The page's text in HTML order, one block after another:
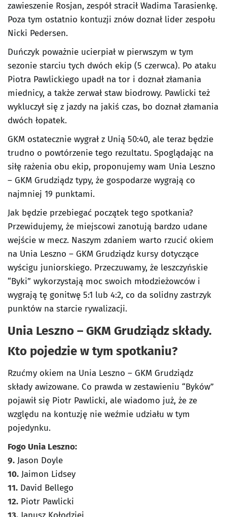
zawieszenie Rosjan, zespół stracił Wadima Tarasienkę.
Poza tym ostatnio kontuzji znów doznał lider zespołu
Nicki Pedersen.
Duńczyk poważnie ucierpiał w pierwszym w tym
sezonie starciu tych dwóch ekip (5 czerwca). Po ataku
Piotra Pawlickiego upadł na tor i doznał złamania
miednicy, a także zerwał staw biodrowy. Pawlicki też
wykluczył się z jazdy na jakiś czas, bo doznał złamania
dwóch łopatek.
GKM ostatecznie wygrał z Unią 50:40, ale teraz będzie
trudno o powtórzenie tego rezultatu. Spoglądając na
siłę rażenia obu ekip, proponujemy wam Unia Leszno
– GKM Grudziądz typy, że gospodarze wygrają co
najmniej 19 punktami.
Jak będzie przebiegać początek tego spotkania?
Przewidujemy, że miejscowi zanotują bardzo udane
wejście w mecz. Naszym zdaniem warto rzucić okiem
na Unia Leszno – GKM Grudziądz kursy dotyczące
wyścigu juniorskiego. Przeczuwamy, że leszczyńskie
“Byki” wykorzystają moc swoich młodzieżowców i
wygrają tę gonitwę 5:1 lub 4:2, co da solidny zastrzyk
punktów na starcie rywalizacji.
Unia Leszno – GKM Grudziądz składy.
Kto pojedzie w tym spotkaniu?
Rzućmy okiem na Unia Leszno – GKM Grudziądz
składy awizowane. Co prawda w zestawieniu “Byków”
pojawił się Piotr Pawlicki, ale wiadomo już, że ze
względu na kontuzję nie weźmie udziału w tym
pojedynku.
Fogo Unia Leszno:
9. Jason Doyle
10. Jaimon Lidsey
11. David Bellego
12. Piotr Pawlicki